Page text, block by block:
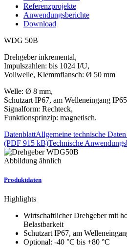
Referenzprojekte
Anwendungsberichte
Download
WDG 50B
Drehgeber inkremental,
Impulszahlen: bis 1024 I/U,
Vollwelle, Klemmflansch: Ø 50 mm
Welle: Ø 8 mm,
Schutzart IP67, am Welleneingang
Signalform: Rechteck,
Funktionsprinzip: magnetisch.
DatenblattAllgemeine technische
(PDF 915 kB)Technische
Abbildung ähnlich
Produktdaten
Highlights
Wirtschaftlicher Drehgeber mit
Belastbarkeit
Schutzart IP67, am
Optional: -40 °C bis +80 °C